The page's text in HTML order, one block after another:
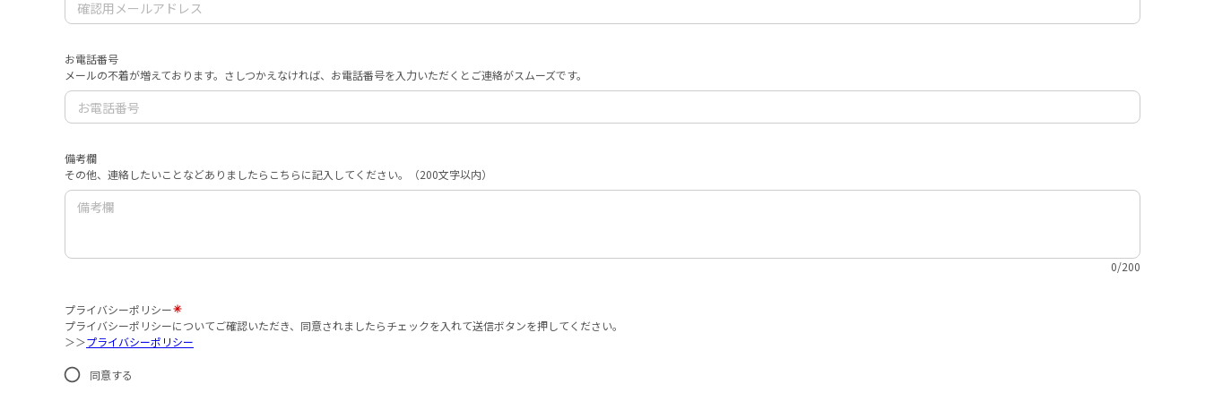
お電話番号
メールの不着が増えております。さしつかえなければ、お電話番号を入力いただくとご連絡がスムーズです。
備考欄
その他、連絡したいことなどありましたらこちらに記入してください。（200文字以内）
0/200
プライバシーポリシー
プライバシーポリシーについてご確認いただき、同意されましたらチェックを入れて送信ボタンを押してください。
＞＞プライバシーポリシー
同意する